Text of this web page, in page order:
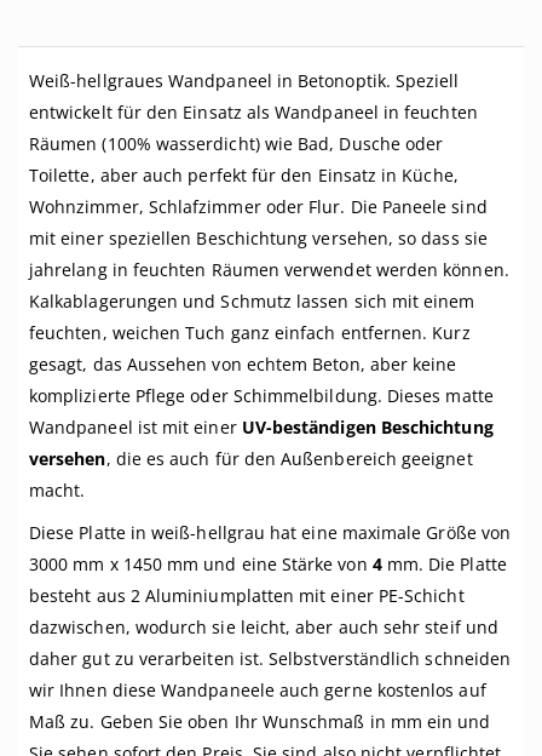
Weiß-hellgraues Wandpaneel in Betonoptik. Speziell
entwickelt für den Einsatz als Wandpaneel in feuchten
Räumen (100% wasserdicht) wie Bad, Dusche oder
Toilette, aber auch perfekt für den Einsatz in Küche,
Wohnzimmer, Schlafzimmer oder Flur. Die Paneele sind
mit einer speziellen Beschichtung versehen, so dass sie
jahrelang in feuchten Räumen verwendet werden können.
Kalkablagerungen und Schmutz lassen sich mit einem
feuchten, weichen Tuch ganz einfach entfernen. Kurz
gesagt, das Aussehen von echtem Beton, aber keine
komplizierte Pflege oder Schimmelbildung. Dieses matte
Wandpaneel ist mit einer UV-beständigen Beschichtung
versehen, die es auch für den Außenbereich geeignet
macht.
Diese Platte in weiß-hellgrau hat eine maximale Größe von
3000 mm x 1450 mm und eine Stärke von 4mm. Die Platte
besteht aus 2 Aluminiumplatten mit einer PE-Schicht
dazwischen, wodurch sie leicht, aber auch sehr steif und
daher gut zu verarbeiten ist. Selbstverständlich schneiden
wir Ihnen diese Wandpaneele auch gerne kostenlos auf
Maß zu. Geben Sie oben Ihr Wunschmaß in mm ein und